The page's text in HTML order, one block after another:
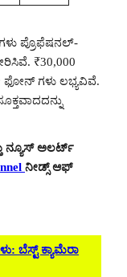
ಪ್ರೊಫೆಷನಲ್-
₹30,000
ಫೋನ್ ಗಳು ಲಭ್ಯವಿವೆ.
ನ್ಯೂಸ್ ಅಲರ್ಟ್
ನೀಡ್ಸ್ ಆಫ್
ಬೆಸ್ಟ್ ಕ್ಯಾಮೆರಾ